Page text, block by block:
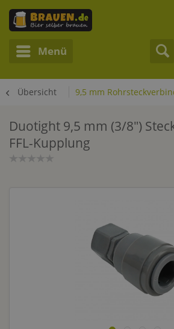
Menü
Übersicht 9,5 mm
Duotight 9,5 mm (3/8")
FFL-Kupplung